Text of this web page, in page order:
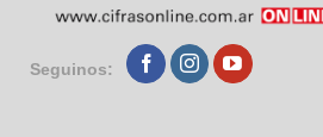
Seguinos: